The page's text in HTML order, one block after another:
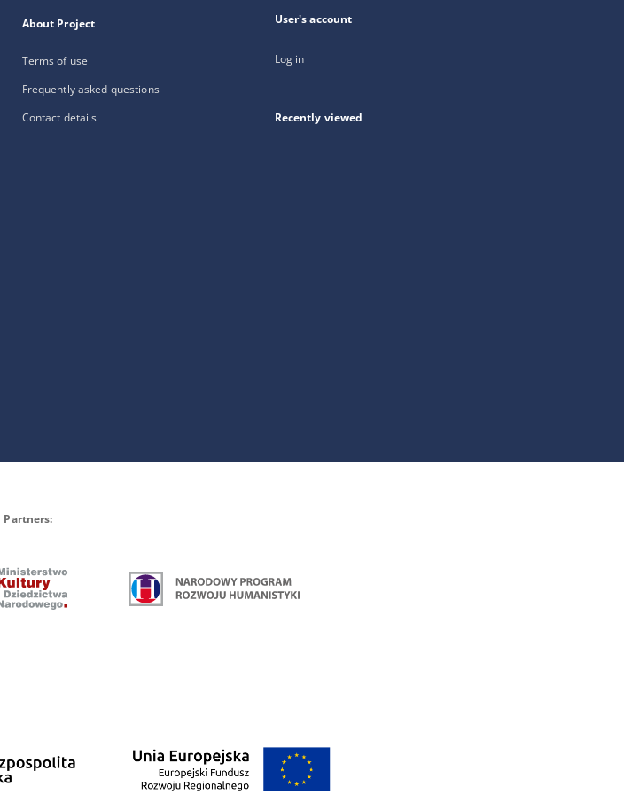
About Project
Terms of use
Frequently asked questions
Contact details
User's account
Log in
Recently viewed
Partners: